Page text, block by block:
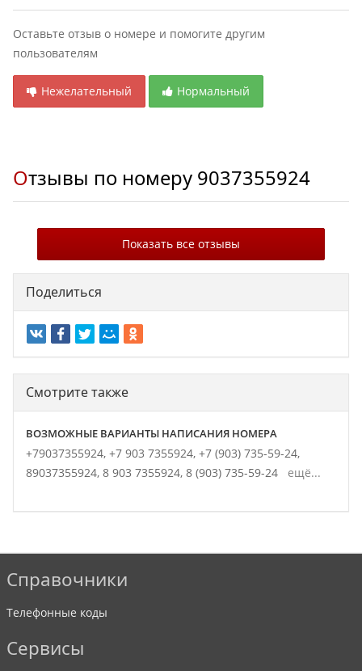
Оставьте отзыв о номере и помогите другим
пользователям
Нежелательный Нормальный
Отзывы по номеру 9037355924
Показать все отзывы
Поделиться
Смотрите также
ВОЗМОЖНЫЕ ВАРИАНТЫ НАПИСАНИЯ НОМЕРА
+79037355924, +7 903 7355924, +7 (903) 735-59-24,
89037355924, 8 903 7355924, 8 (903) 735-59-24 ещё...
Справочники
Телефонные коды
Сервисы